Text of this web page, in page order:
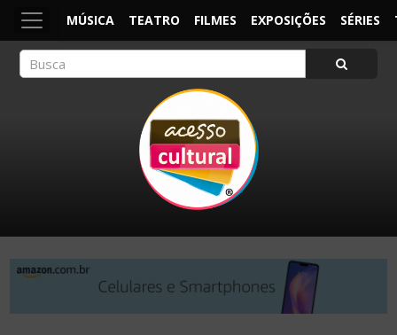
MÚSICA TEATRO FILMES EXPOSIÇÕES SÉRIES